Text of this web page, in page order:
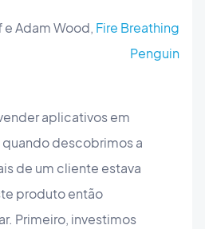
Adam Wood, Fire Breathing
Penguin
aplicativos em
descobrimos a
de um cliente estava
produto então
Primeiro, investimos